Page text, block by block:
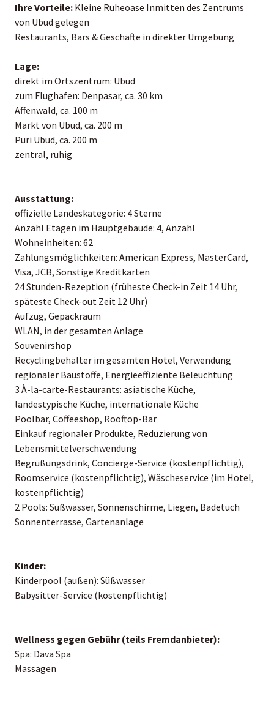
Ihre Vorteile: Kleine Ruheoase Inmitten des Zentrums
von Ubud gelegen
Restaurants, Bars & Geschäfte in direkter Umgebung
Lage:
direkt im Ortszentrum: Ubud
zum Flughafen: Denpasar, ca. 30 km
Affenwald, ca. 100 m
Markt von Ubud, ca. 200 m
Puri Ubud, ca. 200 m
zentral, ruhig
Ausstattung:
offizielle Landeskategorie: 4 Sterne
Anzahl Etagen im Hauptgebäude: 4, Anzahl
Wohneinheiten: 62
Zahlungsmöglichkeiten: American Express, MasterCard,
Visa, JCB, Sonstige Kreditkarten
24 Stunden-Rezeption (früheste Check-in Zeit 14 Uhr,
späteste Check-out Zeit 12 Uhr)
Aufzug, Gepäckraum
WLAN, in der gesamten Anlage
Souvenirshop
Recyclingbehälter im gesamten Hotel, Verwendung
regionaler Baustoffe, Energieeffiziente Beleuchtung
3 À-la-carte-Restaurants: asiatische Küche,
landestypische Küche, internationale Küche
Poolbar, Coffeeshop, Rooftop-Bar
Einkauf regionaler Produkte, Reduzierung von
Lebensmittelverschwendung
Begrüßungsdrink, Concierge-Service (kostenpflichtig),
Roomservice (kostenpflichtig), Wäscheservice (im Hotel,
kostenpflichtig)
2 Pools: Süßwasser, Sonnenschirme, Liegen, Badetuch
Sonnenterrasse, Gartenanlage
Kinder:
Kinderpool (außen): Süßwasser
Babysitter-Service (kostenpflichtig)
Wellness gegen Gebühr (teils Fremdanbieter):
Spa: Dava Spa
Massagen